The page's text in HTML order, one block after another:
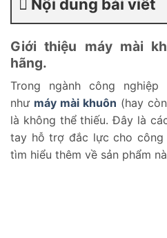
Nội dung bài viết
Giới thiệu máy mài
hãng.
Trong ngành công
như máy mài khuôn (hay
là không thể thiếu. Đây là
tay hỗ trợ đắc lực cho công
tìm hiểu thêm về sản phẩm